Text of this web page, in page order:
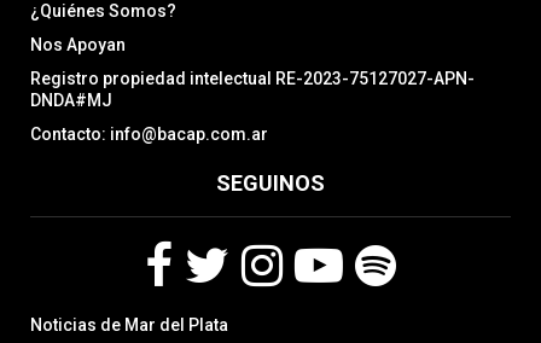
¿Quiénes Somos?
Nos Apoyan
Registro propiedad intelectual RE-2023-75127027-APN-
DNDA#MJ
Contacto: info@bacap.com.ar
SEGUINOS
a
w
Noticias de Mar del Plata